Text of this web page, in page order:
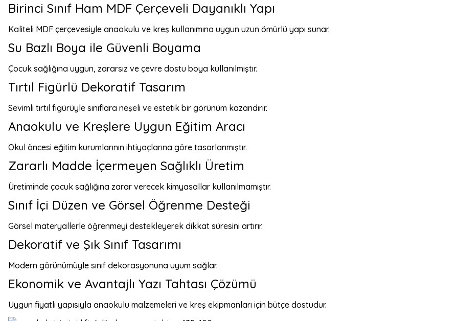
Birinci Sınıf Ham MDF Çerçeveli Dayanıklı Yapı
Kaliteli MDF çerçevesiyle anaokulu ve kreş kullanımına uygun uzun ömürlü yapı sunar.
Su Bazlı Boya ile Güvenli Boyama
Çocuk sağlığına uygun, zararsız ve çevre dostu boya kullanılmıştır.
Tırtıl Figürlü Dekoratif Tasarım
Sevimli tırtıl figürüyle sınıflara neşeli ve estetik bir görünüm kazandırır.
Anaokulu ve Kreşlere Uygun Eğitim Aracı
Okul öncesi eğitim kurumlarının ihtiyaçlarına göre tasarlanmıştır.
Zararlı Madde İçermeyen Sağlıklı Üretim
Üretiminde çocuk sağlığına zarar verecek kimyasallar kullanılmamıştır.
Sınıf İçi Düzen ve Görsel Öğrenme Desteği
Görsel materyallerle öğrenmeyi destekleyerek dikkat süresini artırır.
Dekoratif ve Şık Sınıf Tasarımı
Modern görünümüyle sınıf dekorasyonuna uyum sağlar.
Ekonomik ve Avantajlı Yazı Tahtası Çözümü
Uygun fiyatlı yapısıyla anaokulu malzemeleri ve kreş ekipmanları için bütçe dostudur.